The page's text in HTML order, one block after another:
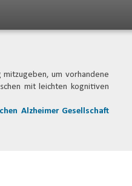
mitzugeben, um vorhandene
mit leichten kognitiven
Alzheimer Gesellschaft